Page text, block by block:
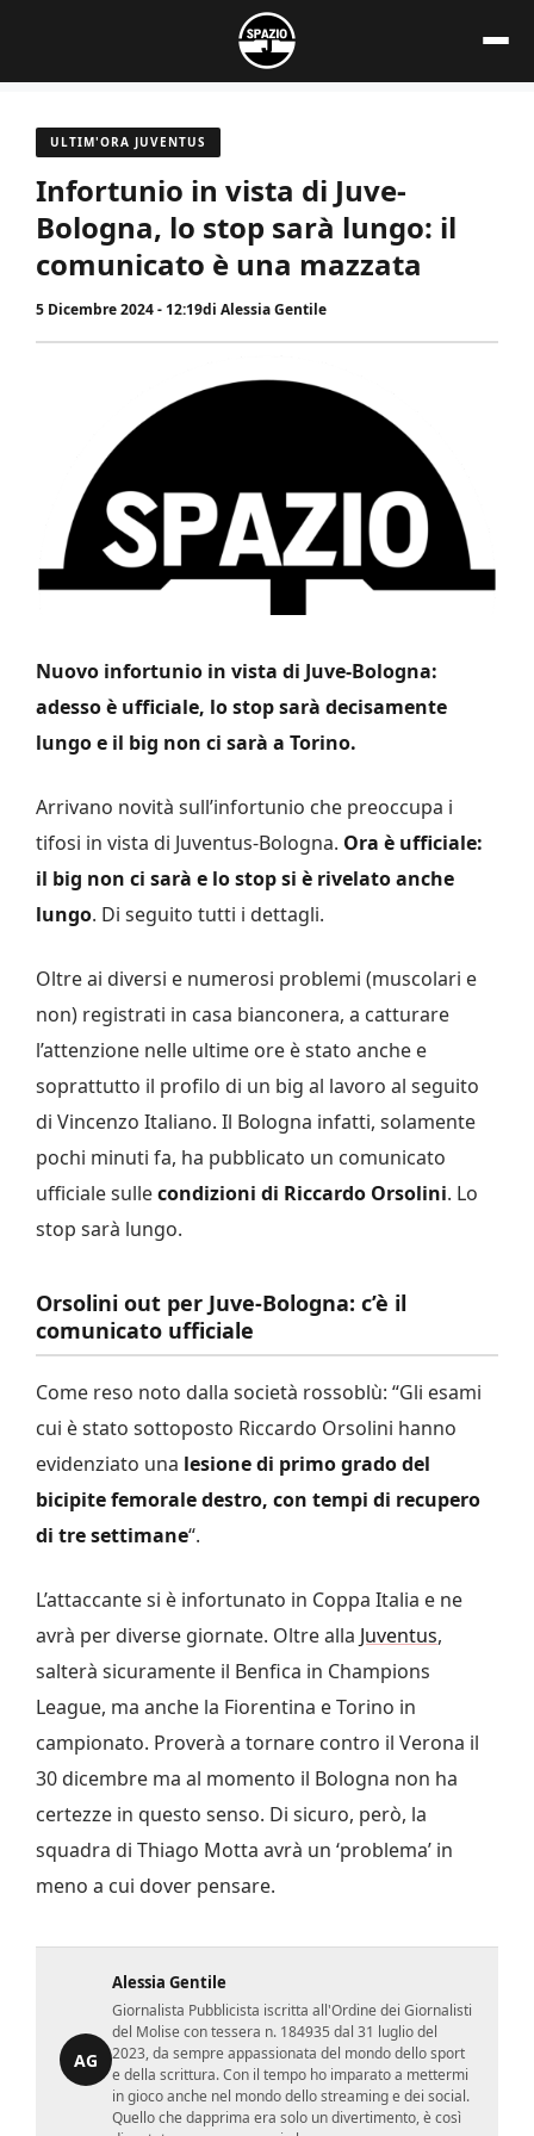
contenuto
ULTIM'ORA JUVENTUS
Infortunio in vista di Juve-
Bologna, lo stop sarà lungo: il
comunicato è una mazzata
5 Dicembre 2024 - 12:19di Alessia Gentile
Nuovo infortunio in vista di Juve-Bologna:
adesso è ufficiale, lo stop sarà decisamente
lungo e il big non ci sarà a Torino.
Arrivano novità sull’infortunio che preoccupa i
tifosi in vista di Juventus-Bologna. Ora è ufficiale:
il big non ci sarà e lo stop si è rivelato anche
lungo. Di seguito tutti i dettagli.
Oltre ai diversi e numerosi problemi (muscolari e
non) registrati in casa bianconera, a catturare
l’attenzione nelle ultime ore è stato anche e
soprattutto il profilo di un big al lavoro al seguito
di Vincenzo Italiano. Il Bologna infatti, solamente
pochi minuti fa, ha pubblicato un comunicato
ufficiale sullecondizioni di Riccardo Orsolini. Lo
stop sarà lungo.
Orsolini out per Juve-Bologna: c’è il
comunicato ufficiale
Come reso noto dalla società rossoblù: “Gli esami
cui è stato sottoposto Riccardo Orsolini hanno
evidenziato una lesione di primo grado del
bicipite femorale destro, con tempi di recupero
di tre settimane“.
L’attaccante si è infortunato in Coppa Italia e ne
avrà per diverse giornate. Oltre alla Juventus,
salterà sicuramente il Benfica in Champions
League, ma anche la Fiorentina e Torino in
campionato. Proverà a tornare contro il Verona il
30 dicembre ma al momento il Bologna non ha
certezze in questo senso. Di sicuro, però, la
squadra di Thiago Motta avrà un ‘problema’ in
meno a cui dover pensare.
AG
Alessia Gentile
Giornalista Pubblicista iscritta all'Ordine dei Giornalisti
del Molise con tessera n. 184935 dal 31 luglio del
2023, da sempre appassionata del mondo dello sport
e della scrittura. Con il tempo ho imparato a mettermi
in gioco anche nel mondo dello streaming e dei social.
Quello che dapprima era solo un divertimento, è così